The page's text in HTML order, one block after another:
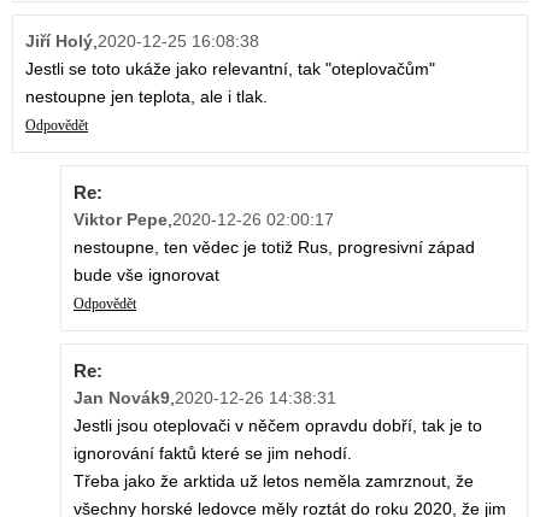
Jiří Holý 2020-12-25 16:08:38
Jestli se toto ukáže jako relevantní, tak "oteplovačům"
nestoupne jen teplota, ale i tlak.
Odpovědět
Re:
Viktor Pepe 2020-12-26 02:00:17
nestoupne, ten vědec je totiž Rus, progresivní západ
bude vše ignorovat
Odpovědět
Re:
Jan Novák9 2020-12-26 14:38:31
Jestli jsou oteplovači v něčem opravdu dobří, tak je to
ignorování faktů které se jim nehodí.
Třeba jako že arktida už letos neměla zamrznout, že
všechny horské ledovce měly roztát do roku 2020, že jim